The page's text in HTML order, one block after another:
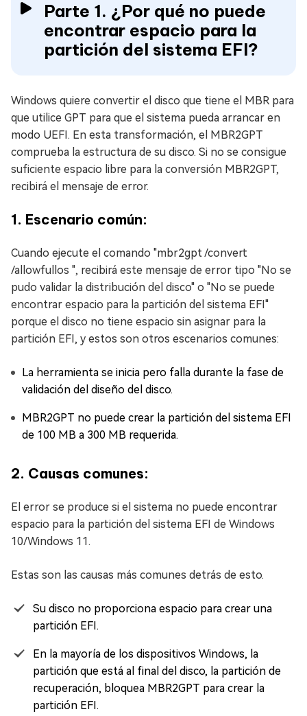
Parte 1. ¿Por qué no puede
encontrar espacio para la
partición del sistema EFI?
Windows quiere convertir el disco que tiene el MBR para
que utilice GPT para que el sistema pueda arrancar en
modo UEFI. En esta transformación, el MBR2GPT
comprueba la estructura de su disco. Si no se consigue
suficiente espacio libre para la conversión MBR2GPT,
recibirá el mensaje de error.
1. Escenario común:
Cuando ejecute el comando "mbr2gpt /convert
/allowfullos ", recibirá este mensaje de error tipo "No se
pudo validar la distribución del disco" o "No se puede
encontrar espacio para la partición del sistema EFI"
porque el disco no tiene espacio sin asignar para la
partición EFI, y estos son otros escenarios comunes:
La herramienta se inicia pero falla durante la fase de
validación del diseño del disco.
MBR2GPT no puede crear la partición del sistema EFI
de 100 MB a 300 MB requerida.
2. Causas comunes:
El error se produce si el sistema no puede encontrar
espacio para la partición del sistema EFI de Windows
10/Windows 11.
Estas son las causas más comunes detrás de esto.
Su disco no proporciona espacio para crear una
partición EFI.
En la mayoría de los dispositivos Windows, la
partición que está al final del disco, la partición de
recuperación, bloquea MBR2GPT para crear la
partición EFI.